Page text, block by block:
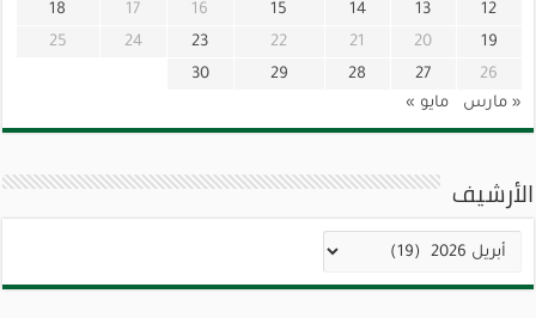
12
13
14
15
16
17
18
19
20
21
22
23
24
25
26
27
28
29
30
« مارس
مايو »
الأرشيف
الأرشيف